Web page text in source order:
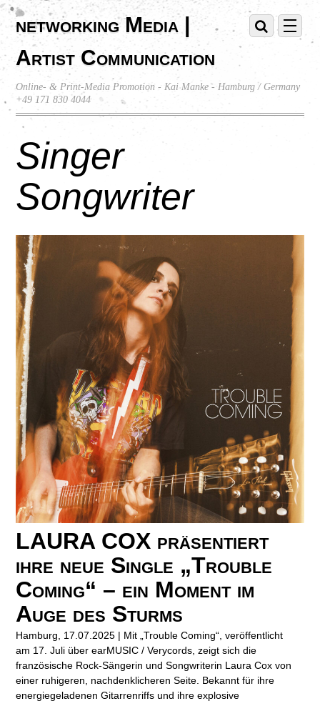
networking Media |
Artist Communication
Online- & Print-Media Promotion - Kai Manke - Hamburg / Germany
+49 171 830 4044
Singer
Songwriter
LAURA COX präsentiert
ihre neue Single „Trouble
Coming“ – ein Moment im
Auge des Sturms
Hamburg, 17.07.2025 | Mit „Trouble Coming“, veröffentlicht
am 17. Juli über earMUSIC / Verycords, zeigt sich die
französische Rock-Sängerin und Songwriterin Laura Cox von
einer ruhigeren, nachdenklicheren Seite. Bekannt für ihre
energiegeladenen Gitarrenriffs und ihre explosive